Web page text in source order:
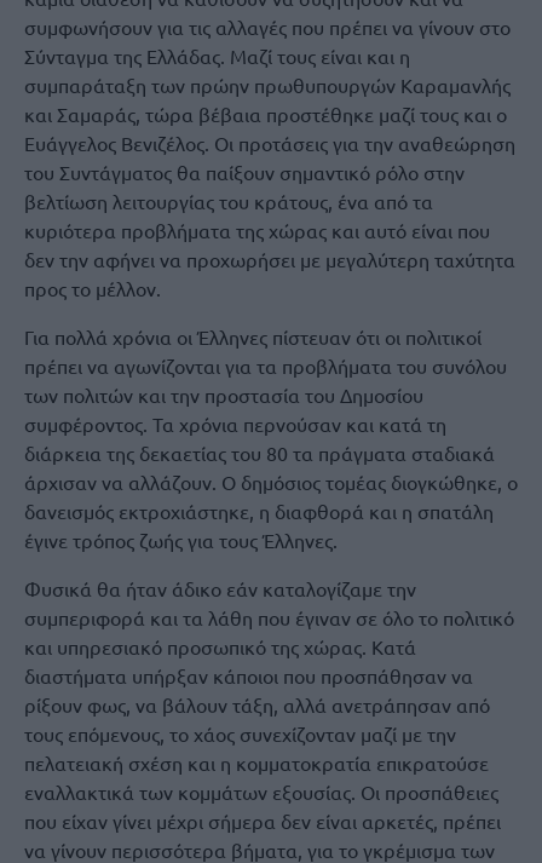
συμφωνήσουν για τις αλλαγές που πρέπει να γίνουν στο
Σύνταγμα της Ελλάδας. Μαζί τους είναι και η
συμπαράταξη των πρώην πρωθυπουργών Καραμανλής
και Σαμαράς, τώρα βέβαια προστέθηκε μαζί τους και ο
Ευάγγελος Βενιζέλος. Οι προτάσεις για την αναθεώρηση
του Συντάγματος θα παίξουν σημαντικό ρόλο στην
βελτίωση λειτουργίας του κράτους, ένα από τα
κυριότερα προβλήματα της χώρας και αυτό είναι που
δεν την αφήνει να προχωρήσει με μεγαλύτερη ταχύτητα
προς το μέλλον.
Για πολλά χρόνια οι Έλληνες πίστευαν ότι οι πολιτικοί
πρέπει να αγωνίζονται για τα προβλήματα του συνόλου
των πολιτών και την προστασία του Δημοσίου
συμφέροντος. Τα χρόνια περνούσαν και κατά τη
διάρκεια της δεκαετίας του 80 τα πράγματα σταδιακά
άρχισαν να αλλάζουν. Ο δημόσιος τομέας διογκώθηκε, ο
δανεισμός εκτροχιάστηκε, η διαφθορά και η σπατάλη
έγινε τρόπος ζωής για τους Έλληνες.
Φυσικά θα ήταν άδικο εάν καταλογίζαμε την
συμπεριφορά και τα λάθη που έγιναν σε όλο το πολιτικό
και υπηρεσιακό προσωπικό της χώρας. Κατά
διαστήματα υπήρξαν κάποιοι που προσπάθησαν να
ρίξουν φως, να βάλουν τάξη, αλλά ανετράπησαν από
τους επόμενους, το χάος συνεχίζονταν μαζί με την
πελατειακή σχέση και η κομματοκρατία επικρατούσε
εναλλακτικά των κομμάτων εξουσίας. Οι προσπάθειες
που είχαν γίνει μέχρι σήμερα δεν είναι αρκετές, πρέπει
να γίνουν περισσότερα βήματα, για το γκρέμισμα των